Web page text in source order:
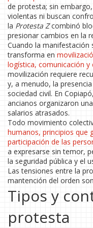
de protesta; sin
violentas ni buscan
la Protesta Zcombinó
presionar cambios en la
Cuando la manifestación
transforma en
logística, comunicación
movilización requiere
y, a menudo, la
sociedad civil. En
ancianos organizaron
salarios atrasados.
Todo movimiento
humanos, principios que
participación de las
a expresarse sin temor,
la seguridad pública y el
Las tensiones entre la
mantención del orden
Tipos y
protesta